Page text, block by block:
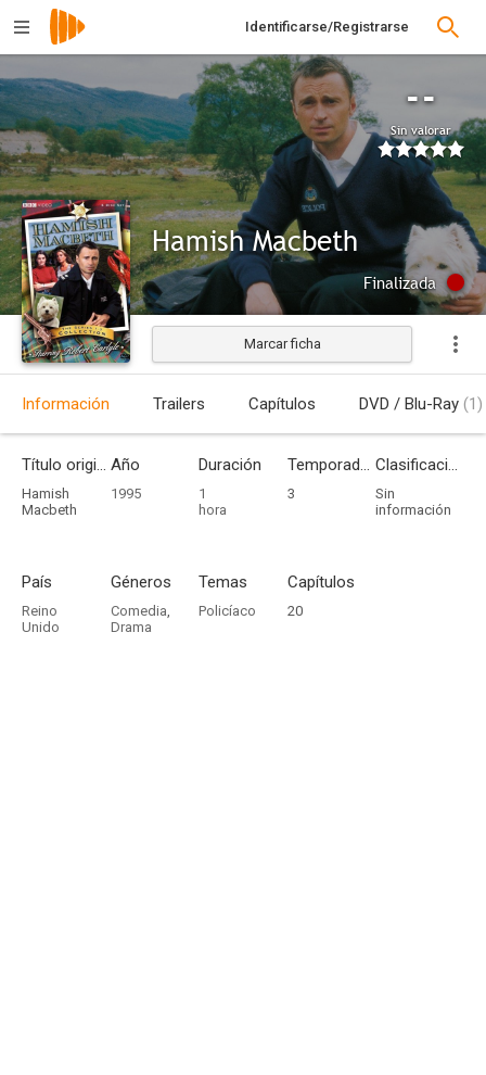
Identificarse/Registrarse
--
Sin valorar
Hamish Macbeth
Finalizada
Marcar ficha
Información Trailers Capítulos DVD / Blu-Ray (1)
Título original
Hamish
Macbeth
Año
1995
Duración
1
hora
Temporadas
3
Clasificación por edades
Sin
información
País
Reino
Unido
Géneros
Comedia,
Drama
Temas
Policíaco
Capítulos
20